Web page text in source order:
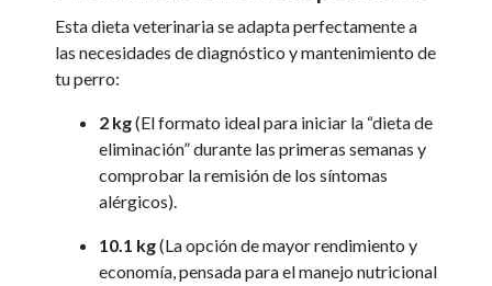
Esta dieta veterinaria se adapta perfectamente a
las necesidades de diagnóstico y mantenimiento de
tu perro:
2 kg(El formato ideal para iniciar la “dieta de
eliminación” durante las primeras semanas y
comprobar la remisión de los síntomas
alérgicos).
10.1 kg(La opción de mayor rendimiento y
economía, pensada para el manejo nutricional